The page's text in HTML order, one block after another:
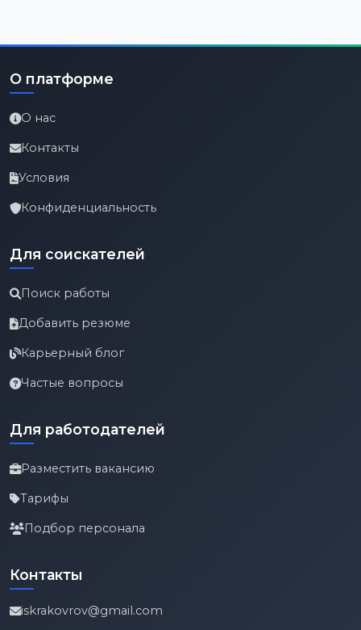
О платформе
О нас
Контакты
Условия
Конфиденциальность
Для соискателей
Поиск работы
Добавить резюме
Карьерный блог
Частые вопросы
Для работодателей
Разместить вакансию
Тарифы
Подбор персонала
Контакты
iskrakovrov@gmail.com